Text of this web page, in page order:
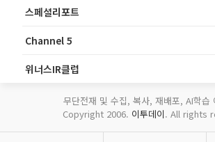
스페셜리포트
Channel 5
위너스IR클럽
무단전재 및 수집, 복사, 재배포, AI학습
Copyright 2006. 이투데이. All rights